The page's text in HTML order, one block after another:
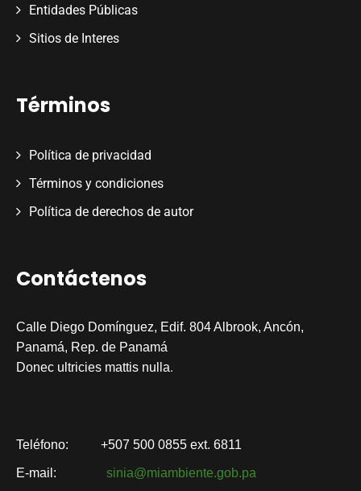
Entidades Públicas
Sitios de Interes
Términos
Política de privacidad
Términos y condiciones
Política de derechos de autor
Contáctenos
Calle Diego Domínguez, Edif. 804 Albrook, Ancón,
Panamá, Rep. de Panamá
Donec ultricies mattis nulla.
Teléfono: +507 500 0855 ext. 6811
E-mail: sinia@miambiente.gob.pa